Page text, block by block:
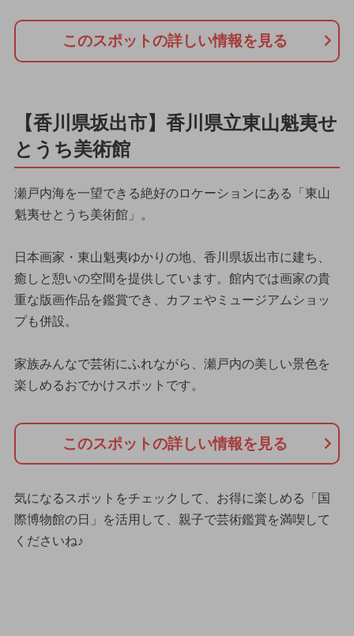
このスポットの詳しい情報を見る
【香川県坂出市】香川県立東山魁夷せ
とうち美術館
瀬戸内海を一望できる絶好のロケーションにある「東山
魁夷せとうち美術館」。
日本画家・東山魁夷ゆかりの地、香川県坂出市に建ち、
癒しと憩いの空間を提供しています。館内では画家の貴
重な版画作品を鑑賞でき、カフェやミュージアムショッ
プも併設。
家族みんなで芸術にふれながら、瀬戸内の美しい景色を
楽しめるおでかけスポットです。
このスポットの詳しい情報を見る
気になるスポットをチェックして、お得に楽しめる「国
際博物館の日」を活用して、親子で芸術鑑賞を満喫して
くださいね♪